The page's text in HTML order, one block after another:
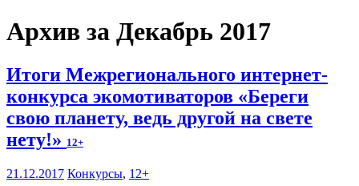
Архив за Декабрь 2017
Итоги Межрегионального интернет-
конкурса экомотиваторов «Береги
свою планету, ведь другой на свете
нету!» 12+
21.12.2017 Конкурсы, 12+